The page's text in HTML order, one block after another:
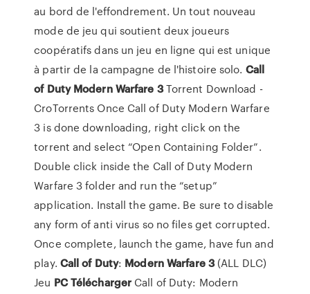
au bord de l'effondrement. Un tout nouveau
mode de jeu qui soutient deux joueurs
coopératifs dans un jeu en ligne qui est unique
à partir de la campagne de l'histoire solo. Call
of Duty Modern Warfare 3Torrent Download -
CroTorrents Once Call of Duty Modern Warfare
3 is done downloading, right click on the
torrent and select “Open Containing Folder”.
Double click inside the Call of Duty Modern
Warfare 3 folder and run the “setup”
application. Install the game. Be sure to disable
any form of anti virus so no files get corrupted.
Once complete, launch the game, have fun and
play. Call of Duty: ModernWarfare 3(ALL DLC)
Jeu PCTélécharger Call of Duty: Modern